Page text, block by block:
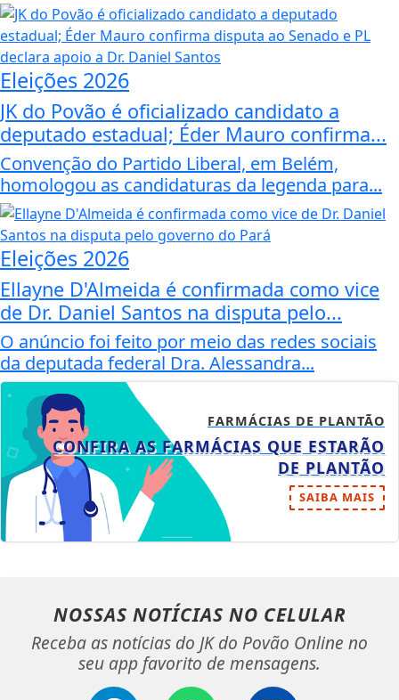
Eleições 2026
JK do Povão é oficializado candidato a
deputado estadual; Éder Mauro confirma...
Convenção do Partido Liberal, em Belém,
homologou as candidaturas da legenda para...
Eleições 2026
Ellayne D'Almeida é confirmada como vice
de Dr. Daniel Santos na disputa pelo...
O anúncio foi feito por meio das redes sociais
da deputada federal Dra. Alessandra...
FARMÁCIAS DE PLANTÃO
CONFIRA AS FARMÁCIAS QUE ESTARÃO
DE PLANTÃO
SAIBA MAIS
NOSSAS NOTÍCIAS NO CELULAR
Receba as notícias do JK do Povão Online no
seu app favorito de mensagens.